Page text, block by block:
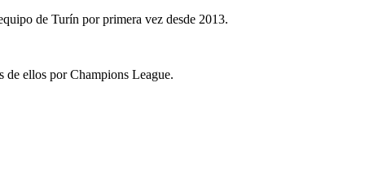
de Turín por primera vez desde 2013.
de ellos por Champions League.